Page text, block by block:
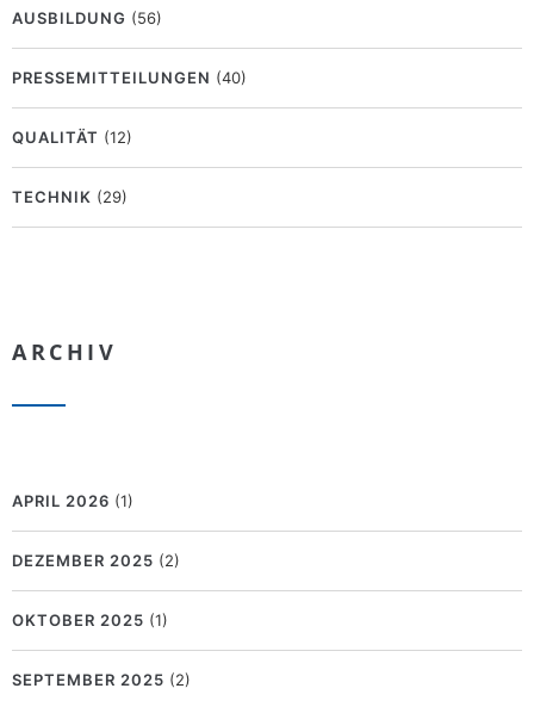
AUSBILDUNG (56)
PRESSEMITTEILUNGEN (40)
QUALITÄT (12)
TECHNIK (29)
ARCHIV
APRIL 2026 (1)
DEZEMBER 2025 (2)
OKTOBER 2025 (1)
SEPTEMBER 2025 (2)